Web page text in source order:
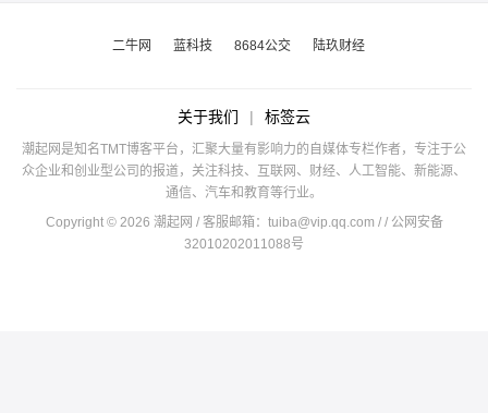
二牛网 蓝科技 8684公交 陆玖财经
关于我们 | 标签云
潮起网是知名TMT博客平台，汇聚大量有影响力的自媒体专栏作者，专注于公
众企业和创业型公司的报道，关注科技、互联网、财经、人工智能、新能源、
通信、汽车和教育等行业。
Copyright © 2026 潮起网 / 客服邮箱： tuiba@vip.qq.com / / 公网安备
32010202011088号